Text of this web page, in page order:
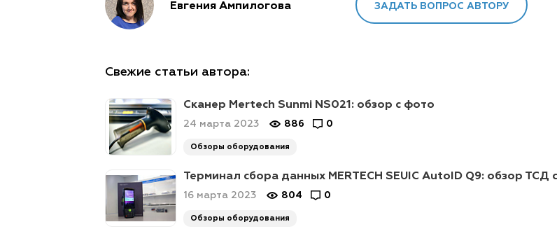
Евгения Ампилогова ЗАДАТЬ ВОПРОС АВТОРУ
Свежие статьи автора:
Сканер Mertech Sunmi NS021: обзор с фото
24 марта 2023 886 0
Обзоры оборудования
Терминал сбора данных MERTECH SEUIC AutoID Q9: обзор ТСД
16 марта 2023 804 0
Обзоры оборудования